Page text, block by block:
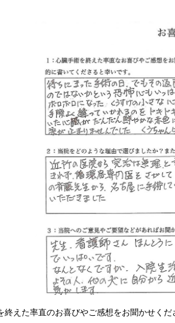
終えた率直のお喜びやご感想をお聞かせくだ